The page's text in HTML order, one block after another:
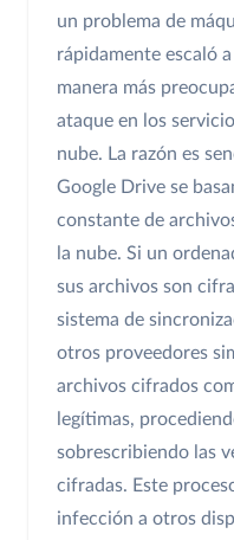
un problema de
rápidamente escaló
manera más
ataque en los
nube. La razón es
Google Drive se
constante de
la nube. Si un
sus archivos son
sistema de
otros proveedores
archivos cifrados
legítimas,
sobrescribiendo las
cifradas. Este
infección a otros